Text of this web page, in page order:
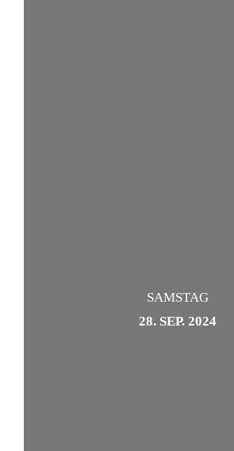
SAMSTAG
28. SEP. 2024